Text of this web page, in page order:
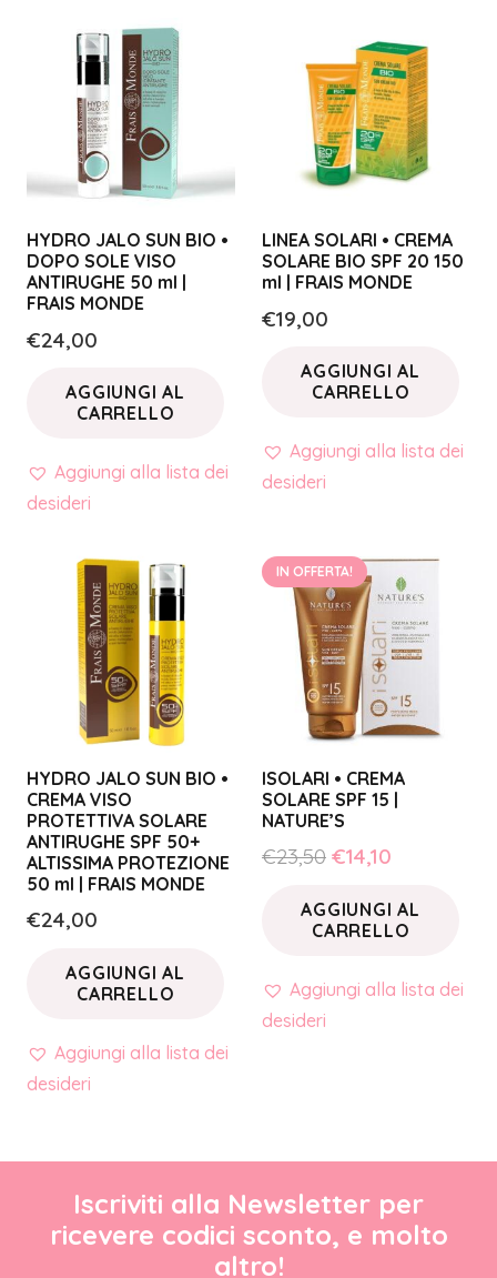
HYDRO JALO SUN BIO •
DOPO SOLE VISO
ANTIRUGHE 50 ml |
FRAIS MONDE
€24,00
AGGIUNGI AL
CARRELLO
Aggiungi alla lista dei
desideri
LINEA SOLARI • CREMA
SOLARE BIO SPF 20 150
ml | FRAIS MONDE
€19,00
AGGIUNGI AL
CARRELLO
Aggiungi alla lista dei
desideri
HYDRO JALO SUN BIO •
CREMA VISO
PROTETTIVA SOLARE
ANTIRUGHE SPF 50+
ALTISSIMA PROTEZIONE
50 ml | FRAIS MONDE
€24,00
AGGIUNGI AL
CARRELLO
Aggiungi alla lista dei
desideri
IN OFFERTA!
ISOLARI • CREMA
SOLARE SPF 15 |
NATURE’S
€23,50 Il
originale
era:
€14,10
attuale
è:
AGGIUNGI AL
CARRELLO
Aggiungi alla lista dei
desideri
Iscriviti alla Newsletter per
ricevere codici sconto, e molto
altro!